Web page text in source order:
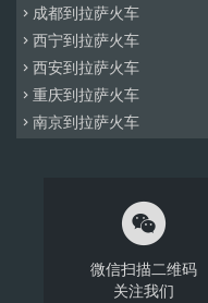
 成都到拉萨火车
 西宁到拉萨火车
 西安到拉萨火车
 重庆到拉萨火车
 南京到拉萨火车

微信扫描二维码
关注我们